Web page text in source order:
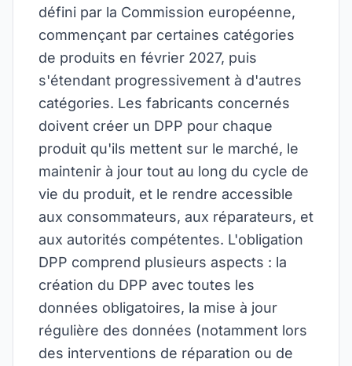
défini par la Commission européenne,
commençant par certaines catégories
de produits en février 2027, puis
s'étendant progressivement à d'autres
catégories. Les fabricants concernés
doivent créer un DPP pour chaque
produit qu'ils mettent sur le marché, le
maintenir à jour tout au long du cycle de
vie du produit, et le rendre accessible
aux consommateurs, aux réparateurs, et
aux autorités compétentes. L'obligation
DPP comprend plusieurs aspects : la
création du DPP avec toutes les
données obligatoires, la mise à jour
régulière des données (notamment lors
des interventions de réparation ou de